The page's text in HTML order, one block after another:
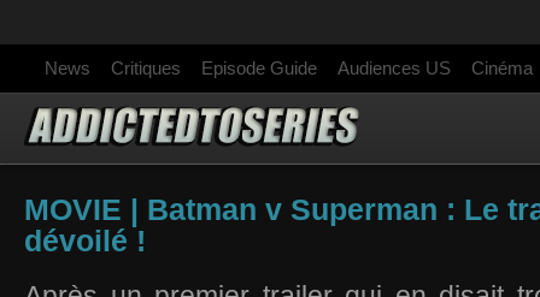
News Critiques Episode Guide Audiences US Cinéma
MOVIE | Batman v Superman : Le
dévoilé !